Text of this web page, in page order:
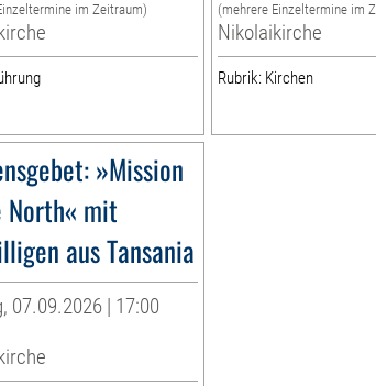
im Zeitraum) (mehrere Einzeltermine im
Nikolaikirche
Rubrik: Kirchen
»Mission
mit
aus Tansania
07.09.2026 | 17:00